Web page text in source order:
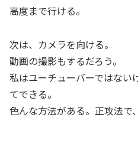
高度まで行ける。
次は、カメラを向ける。
動画の撮影もするだろう。
私はユーチューバーではない
てできる。
色んな方法がある。正攻法で